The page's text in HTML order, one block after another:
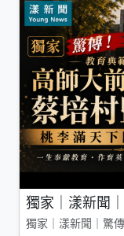
獨家｜漾新聞
獨家｜漾新聞｜驚